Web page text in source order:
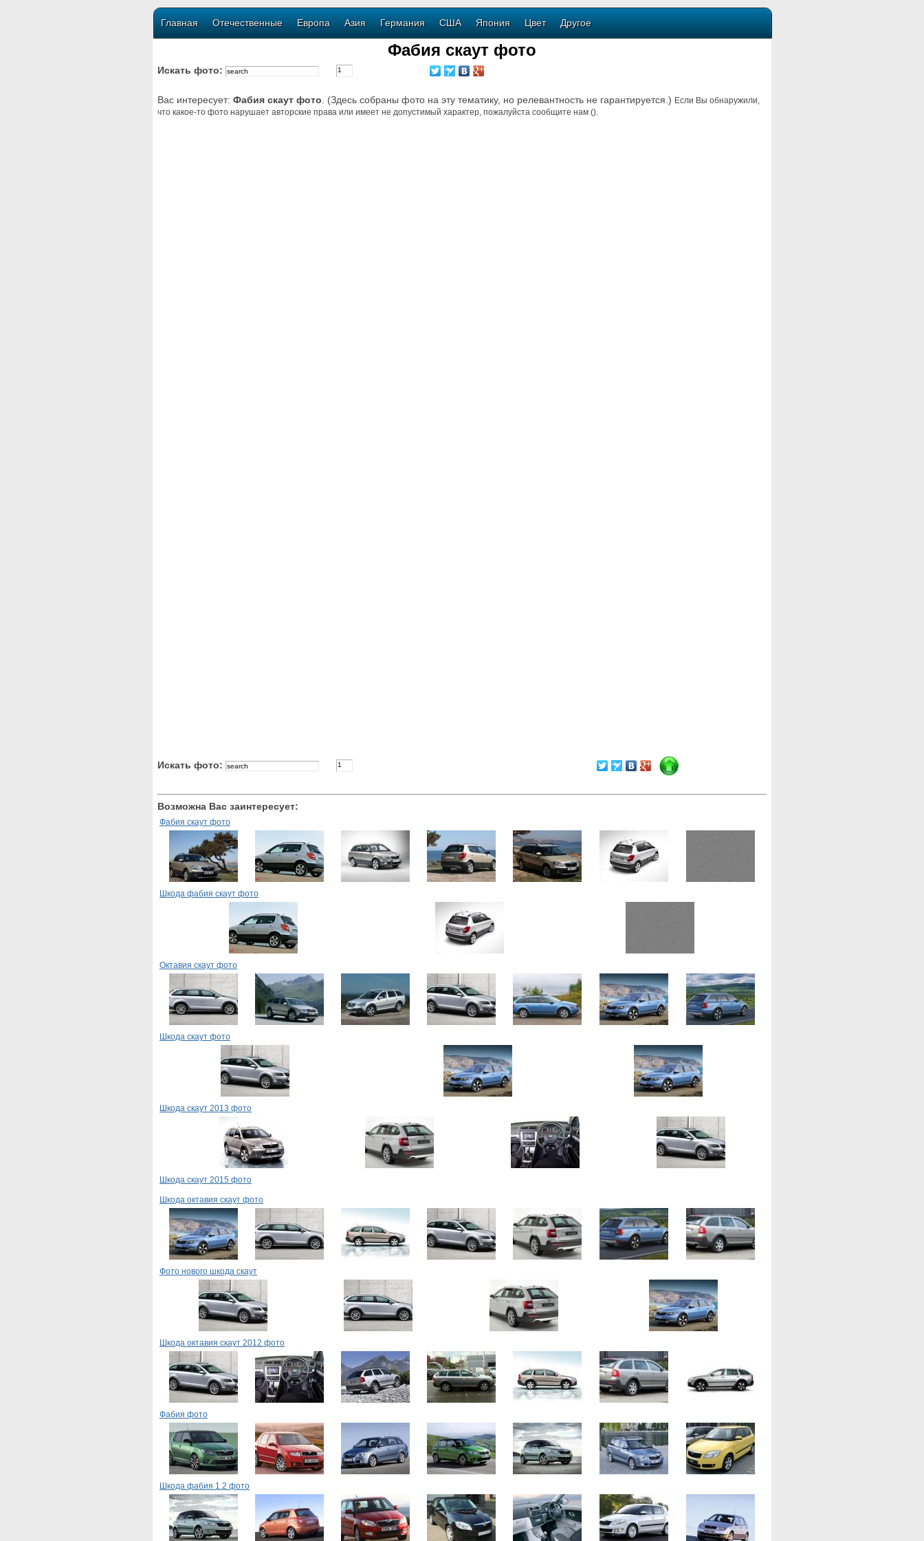
Главная Отечественные Европа Азия Германия США Япония Цвет Другое
Фабия скаут фото
Искать фото:
Вас интересует: Фабия скаут фото . (Здесь собраны фото на эту тематику, но релевантность не гарантируется.) Если Вы обнаружили,
что какое-то фото нарушает авторские права или имеет не допустимый характер, пожалуйста сообщите нам ().
Искать фото:
Возможна Вас заинтересует:
Фабия скаут фото
Шкода фабия скаут фото
Октавия скаут фото
Шкода скаут фото
Шкода скаут 2013 фото
Шкода скаут 2015 фото
Шкода октавия скаут фото
Фото нового шкода скаут
Шкода октавия скаут 2012 фото
Фабия фото
Шкода фабия 1.2 фото